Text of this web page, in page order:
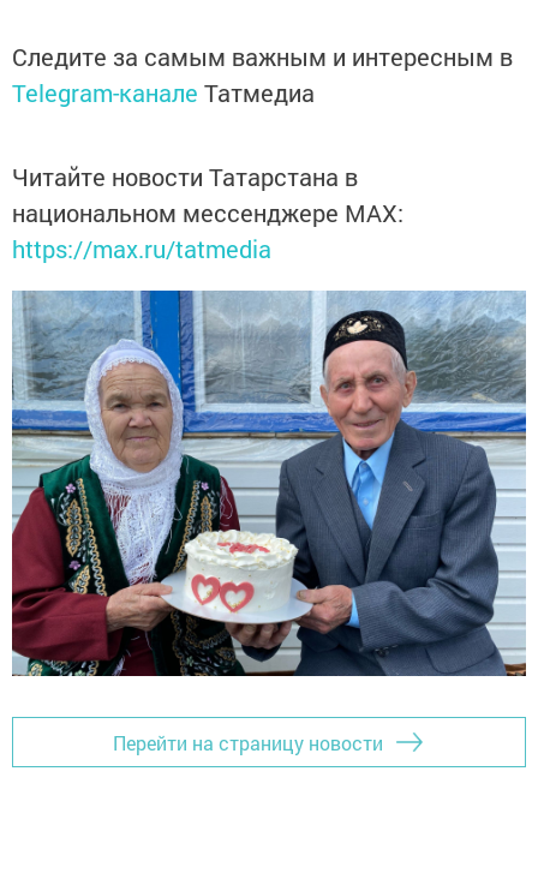
Следите за самым важным и интересным в
Telegram-канале Татмедиа
Читайте новости Татарстана в
национальном мессенджере MАХ:
https://max.ru/tatmedia
Перейти на страницу новости